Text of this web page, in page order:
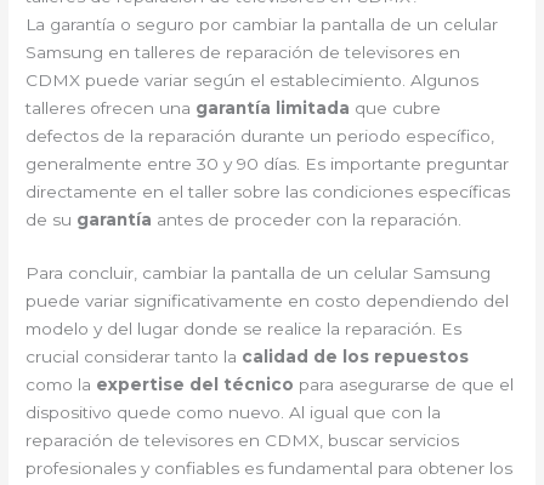
La garantía o seguro por cambiar la pantalla de un celular
Samsung en talleres de reparación de televisores en
CDMX puede variar según el establecimiento. Algunos
talleres ofrecen una garantía limitada que cubre
defectos de la reparación durante un periodo específico,
generalmente entre 30 y 90 días. Es importante preguntar
directamente en el taller sobre las condiciones específicas
de su garantía antes de proceder con la reparación.
Para concluir, cambiar la pantalla de un celular Samsung
puede variar significativamente en costo dependiendo del
modelo y del lugar donde se realice la reparación. Es
crucial considerar tanto la calidad de los repuestos
como la expertise del técnico para asegurarse de que el
dispositivo quede como nuevo. Al igual que con la
reparación de televisores en CDMX, buscar servicios
profesionales y confiables es fundamental para obtener los